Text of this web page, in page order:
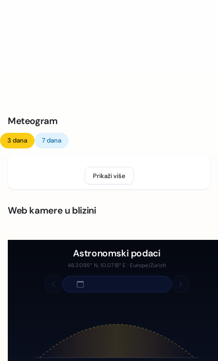
Meteogram
3 dana 7 dana
Prikaži više
Web kamere u blizini
Astronomski podaci
46.3095° N, 10.0718° E · Europe/Zurich